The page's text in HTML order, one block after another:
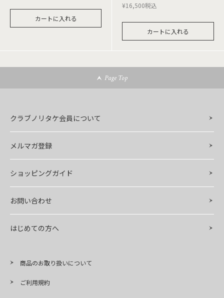
カートに入れる
¥16,500税込
カートに入れる
Page Top
クラブノリタケ会員について
メルマガ登録
ショッピングガイド
お問い合わせ
はじめての方へ
商品のお取り扱いについて
ご利用規約